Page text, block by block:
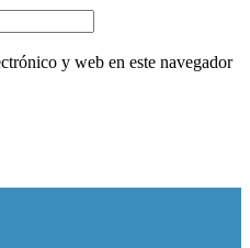
y web en este navegador